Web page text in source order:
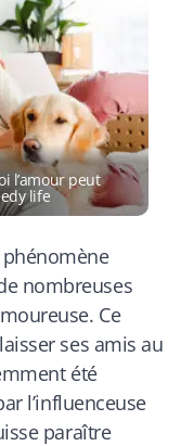
l’amour peut
life
nombreuses
Ce
ses amis au
été
l’influenceuse
paraître